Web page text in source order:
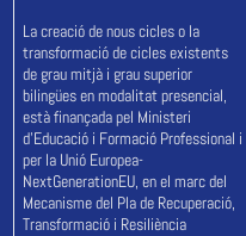
La creació de nous cicles o la
transformació de cicles existents
de grau mitjà i grau superior
bilingües en modalitat presencial,
està finançada pel Ministeri
d'Educació i Formació Professional i
per la Unió Europea-
NextGenerationEU, en el marc del
Mecanisme del Pla de Recuperació,
Transformació i Resiliència